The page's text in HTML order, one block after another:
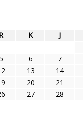
R K J
5 6 7
13 14
20 21
27 28